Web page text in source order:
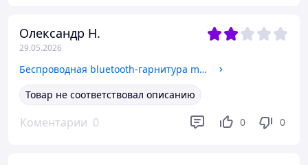
Олександр Н.
29.05.2026
Беспроводная bluetooth-гарнитура model-A12 с длинным микрофоном и кейсом для хранения
Товар не соответствовал описанию
Коментарии 0 0 0